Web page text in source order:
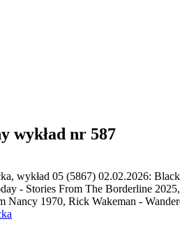
wykład nr 587
wykład 05 (5867) 02.02.2026:
- Stories From The Borderline
Nancy 1970, Rick Wakeman -